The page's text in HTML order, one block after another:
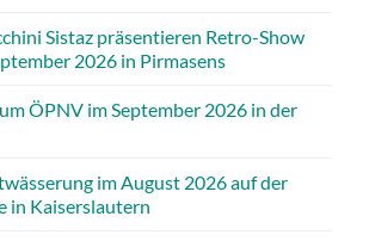
Sistaz präsentieren Retro-Show
2026 in Pirmasens
ÖPNV im September 2026 in der
im August 2026 auf der
in Kaiserslautern